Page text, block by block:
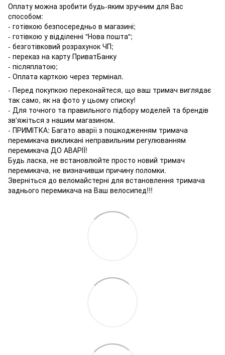
Оплату можна зробити будь-яким зручним для Вас
способом:
- готівкою безпосередньо в магазині;
- готівкою у відділенні "Нова пошта";
- безготівковий розрахунок ЧП;
- переказ на карту ПриватБанку
- післяплатою;
- Оплата карткою через термінал.
- Перед покупкою переконайтеся, що ваш тримач виглядає
так само, як на фото у цьому списку!
- Для точного та правильного підбору моделей та брендів
зв'яжіться з нашим магазином.
- ПРИМІТКА: Багато аварії з пошкодженням тримача
перемикача викликані неправильним регулюванням
перемикача ДО АВАРІЇ!
Будь ласка, не встановлюйте просто новий тримач
перемикача, не визначивши причину поломки.
Зверніться до веломайстерні для встановлення тримача
заднього перемикача на Ваш велосипед!!!